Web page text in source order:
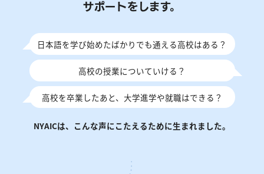
サポートをします。
日本語を学び始めたばかりでも通える高校はある？
高校の授業についていける？
高校を卒業したあと、大学進学や就職はできる？
NYAICは、こんな声にこたえるために生まれました。